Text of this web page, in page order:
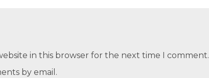
in this browser for the next time I comment.
by email.